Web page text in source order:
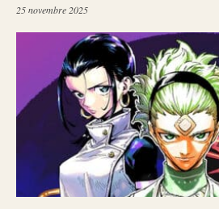
25 novembre 2025